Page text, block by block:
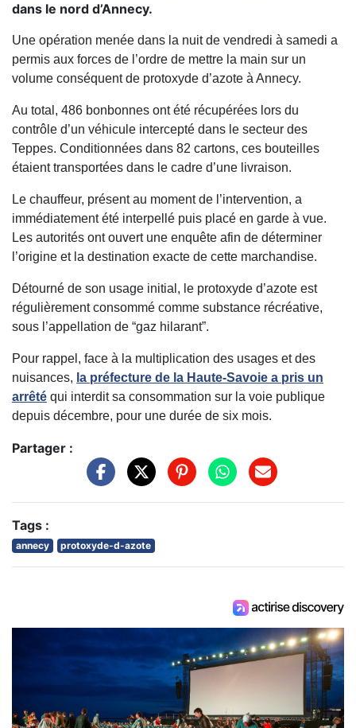
dans le nord d’Annecy.
Une opération menée dans la nuit de vendredi à samedi a
permis aux forces de l’ordre de mettre la main sur un
volume conséquent de protoxyde d’azote à Annecy.
Au total, 486 bonbonnes ont été récupérées lors du
contrôle d’un véhicule intercepté dans le secteur des
Teppes. Conditionnées dans 82 cartons, ces bouteilles
étaient transportées dans le cadre d’une livraison.
Le chauffeur, présent au moment de l’intervention, a
immédiatement été interpellé puis placé en garde à vue.
Les autorités ont ouvert une enquête afin de déterminer
l’origine et la destination exacte de cette marchandise.
Détourné de son usage initial, le protoxyde d’azote est
régulièrement consommé comme substance récréative,
sous l’appellation de “gaz hilarant”.
Pour rappel, face à la multiplication des usages et des
nuisances, la préfecture de la Haute-Savoie a pris un
arrêté qui interdit sa consommation sur la voie publique
depuis décembre, pour une durée de six mois.
Partager :
Tags :
annecy protoxyde-d-azote